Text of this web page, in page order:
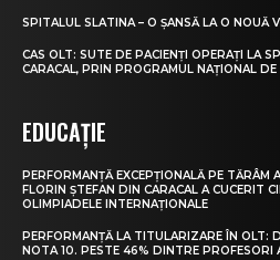
SPITALUL SLATINA – O ȘANSĂ LA O NOUĂ
CAS OLT: SUTE DE PACIENȚI OPERAȚI LA
CARACAL, PRIN PROGRAMUL NAȚIONAL
EDUCAȚIE
PERFORMANȚĂ EXCEPȚIONALĂ PE TĂRÂM
FLORIN ȘTEFAN DIN CARACAL A CUCERIT
OLIMPIADELE INTERNAȚIONALE
PERFORMANȚĂ LA TITULARIZARE ÎN OLT:
NOTA 10. PESTE 46% DINTRE PROFESORI